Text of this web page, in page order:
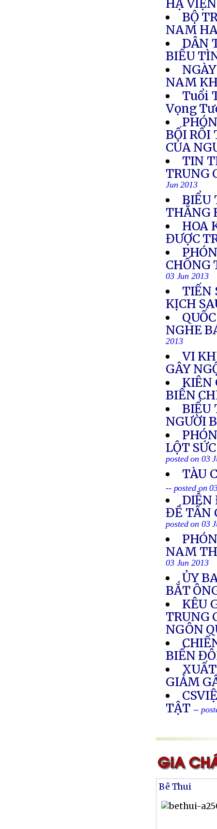
HẠ
BỘ
NAM
DÂN
BIỂU
NAM
Tuổi
Vọng
BỐI RỐI
CỦA
TIN
TRUNG
Jun 2013
BIỂU
THẲNG
HOA
ĐƯỢC
CHỐNG
03 Jun 2013
TIẾN
KỊCH
NGHE
2013
VI
GÂY
KIÊN
BIỂN
BIỂU
NGƯỜI
LỘT
posted on 03
TÀU
-- posted on
DIỄN
ĐỀ TẤN
posted on 03
NAM
03 Jun 2013
ỦY
BẮT
KÊU
TRUNG
NGÔN
BIỂN
GIẢM
TẬT --
Bê Thui